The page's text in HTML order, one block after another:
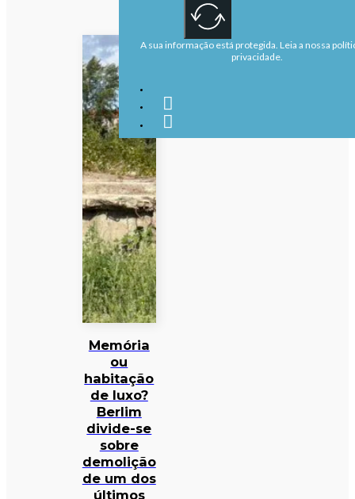
Memória
ou
habitação
de luxo?
Berlim
divide-se
sobre
demolição
de um dos
últimos
A sua informação está protegida. Leia a nossa
privacidade.